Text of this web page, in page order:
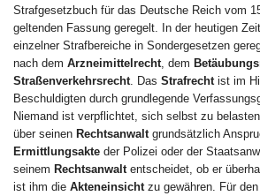
Strafgesetzbuch für das Deutsche Reich vom
geltenden Fassung geregelt. In der heutigen
einzelner Strafbereiche in Sondergesetzen
nach dem Arzneimittelrecht , dem
Straßenverkehrsrecht . Das Strafrecht ist im
Beschuldigten durch grundlegende
Niemand ist verpflichtet, sich selbst zu
über seinen Rechtsanwalt grundsätzlich
Ermittlungsakte der Polizei oder der
seinem Rechtsanwalt entscheidet, ob er
ist ihm die Akteneinsicht zu gewähren. Für